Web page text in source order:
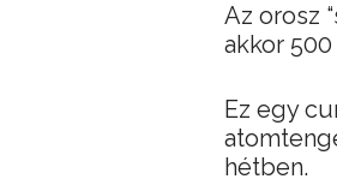
Az orosz
akkor
Ez egy
hétben.